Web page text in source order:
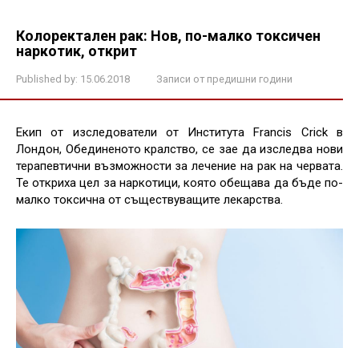
Колоректален рак: Нов, по-малко токсичен
наркотик, открит
Published by: 15.06.2018 Записи от предишни години
Екип от изследователи от Института Francis Crick в
Лондон, Обединеното кралство, се зае да изследва нови
терапевтични възможности за лечение на рак на червата.
Те откриха цел за наркотици, която обещава да бъде по-
малко токсична от съществуващите лекарства.